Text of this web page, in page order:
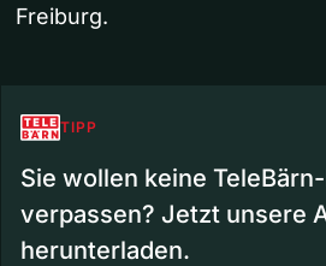
Freiburg.
TIPP
Sie wollen keine
verpassen? Jetzt unsere
herunterladen.